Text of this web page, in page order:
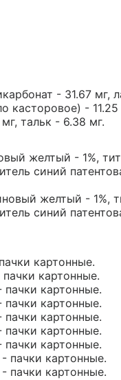
- 31.67 мг,
касторовое) - 11.25
тальк - 6.38 мг.
желтый - 1%,
синий
желтый - 1%,
синий
картонные.
картонные.
пачки картонные.
пачки картонные.
пачки картонные.
пачки картонные.
пачки картонные.
пачки картонные.
пачки картонные.